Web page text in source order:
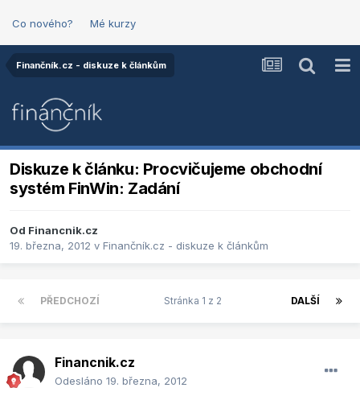
Co nového? Mé kurzy
Finančník.cz - diskuze k článkům
Diskuze k článku: Procvičujeme obchodní
systém FinWin: Zadání
Od Financnik.cz
19. března, 2012 v Finančník.cz - diskuze k článkům
PŘEDCHOZÍ DALŠÍ
Stránka 1 z 2
Financnik.cz
Odesláno 19. března, 2012